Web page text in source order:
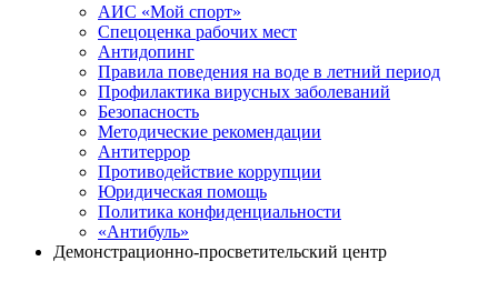
АИС «Мой спорт»
Спецоценка рабочих мест
Антидопинг
Правила поведения на воде в летний период
Профилактика вирусных заболеваний
Безопасность
Методические рекомендации
Антитеррор
Противодействие коррупции
Юридическая помощь
Политика конфиденциальности
«Антибуль»
Демонстрационно-просветительский центр